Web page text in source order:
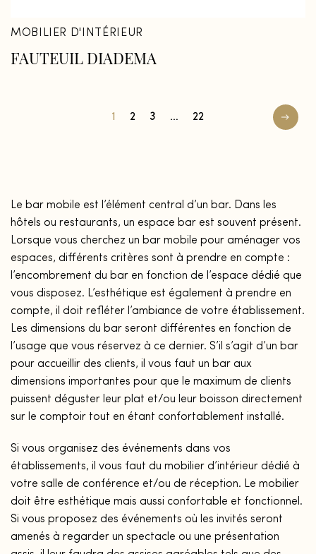
MOBILIER D'INTÉRIEUR
FAUTEUIL DIADEMA
1 2 3 … 22
Le bar mobile est l’élément central d’un bar. Dans les
hôtels ou restaurants, un espace bar est souvent présent.
Lorsque vous cherchez un bar mobile pour aménager vos
espaces, différents critères sont à prendre en compte :
l’encombrement du bar en fonction de l’espace dédié que
vous disposez. L’esthétique est également à prendre en
compte, il doit refléter l’ambiance de votre établissement.
Les dimensions du bar seront différentes en fonction de
l’usage que vous réservez à ce dernier. S’il s’agit d’un bar
pour accueillir des clients, il vous faut un bar aux
dimensions importantes pour que le maximum de clients
puissent déguster leur plat et/ou leur boisson directement
sur le comptoir tout en étant confortablement installé.
Si vous organisez des événements dans vos
établissements, il vous faut du mobilier d’intérieur dédié à
votre salle de conférence et/ou de réception. Le mobilier
doit être esthétique mais aussi confortable et fonctionnel.
Si vous proposez des événements où les invités seront
amenés à regarder un spectacle ou une présentation